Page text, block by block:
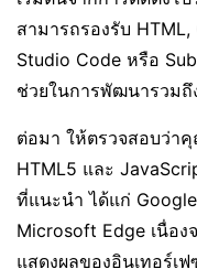
สามารถรองรับ
Studio Code หรือ
ช่วยในการพัฒนารวม
ต่อมา ให้ตรวจสอบว่า
HTML5 และ
ที่แนะนำ ได้แก่
Microsoft Edge เนื่อ
แสดงผลของอินเทอร์เ